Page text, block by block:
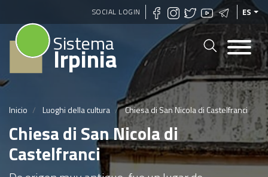
Pasar
al
contenido
principal
SOCIAL LOGIN ES
Sistema
Irpinia
Inicio Luoghi della cultura Chiesa di San Nicola di Castelfranci
Chiesa di San Nicola di
Castelfranci